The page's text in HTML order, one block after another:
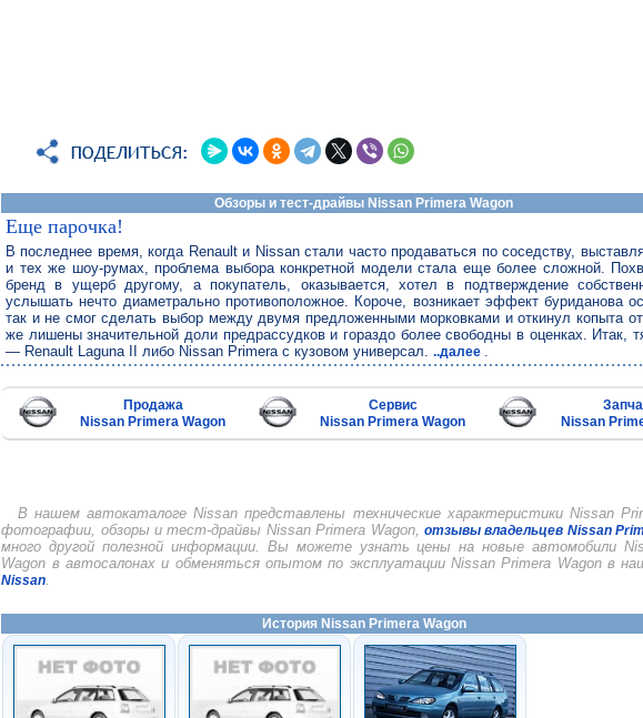
Обзоры и тест-драйвы Nissan Primera Wagon
Еще парочка!
В последнее время, когда Renault и Nissan стали часто продаваться по соседству,
и тех же шоу-румах, проблема выбора конкретной модели стала еще более сложной.
бренд в ущерб другому, а покупатель, оказывается, хотел в подтверждение
услышать нечто диаметрально противоположное. Короче, возникает эффект буриданова
так и не смог сделать выбор между двумя предложенными морковками и откинул копыта
же лишены значительной доли предрассудков и гораздо более свободны в оценках. Итак,
— Renault Laguna II либо Nissan Primera с кузовом универсал...далее .
Продажа
Nissan Primera Wagon
Сервис
Nissan Primera Wagon
Nissan
В нашем автокаталоге Nissan представлены технические характеристики Nissan
фотографии, обзоры и тест-драйвы Nissan Primera Wagon, отзывы владельцев Nissan
много другой полезной информации. Вы можете узнать цены на новые автомобили
Wagon в автосалонах и обменяться опытом по эксплуатации Nissan Primera Wagon в
Nissan.
История Nissan Primera Wagon